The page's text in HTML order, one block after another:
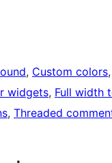
, Custom colors,
widgets, Full width
, Threaded